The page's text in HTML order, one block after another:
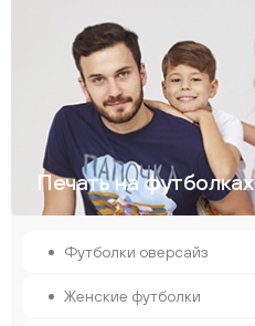
Печать на футболках
Футболки оверсайз
Женские футболки